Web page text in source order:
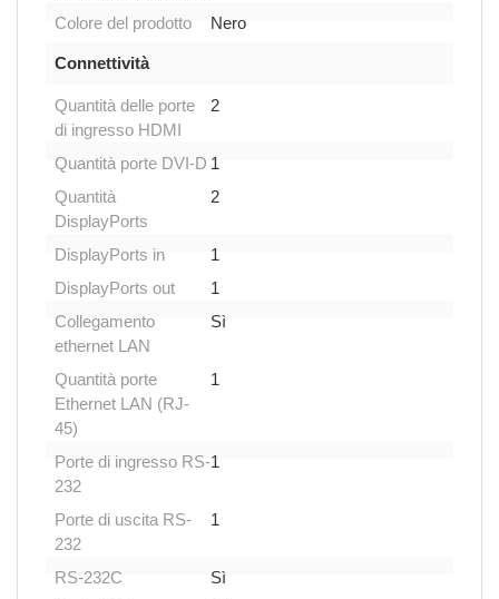
Colore del prodotto Nero
Connettività
Quantità delle porte
di ingresso HDMI
2
Quantità porte DVI-D 1
Quantità
DisplayPorts
2
DisplayPorts in
1
DisplayPorts out
1
Collegamento
ethernet LAN
Sì
Quantità porte
Ethernet LAN (RJ-
45)
1
Porte di ingresso RS-
232
1
Porte di uscita RS-
232
1
RS-232C
Sì